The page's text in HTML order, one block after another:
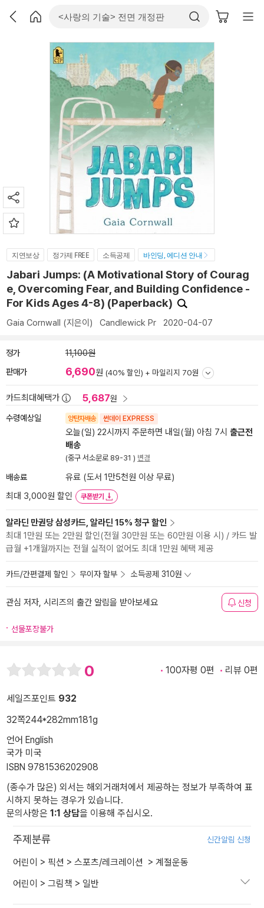
지연보상 정가제 FREE 소득공제 바인딩, 에디션 안내
Jabari Jumps: (A Motivational Story of Courag
e, Overcoming Fear, and Building Confidence -
For Kids Ages 4-8) (Paperback)
Gaia Cornwall (지은이) Candlewick Pr 2020-04-07
정가 11,100원
판매가 6,690원 (40% 할인) + 마일리지 70원
카드최대혜택가 5,687원
수령예상일 양탄자배송 썬데이 EXPRESS
오늘(일) 22시까지 주문하면 내일(월) 아침 7시 출근전
배송
(중구 서소문로 89-31 ) 변경
배송료
유료 (도서 1만5천원 이상 무료)
최대 3,000원 할인
쿠폰받기
알라딘 만권당 삼성카드, 알라딘 15% 청구 할인
최대 1만원 또는 2만원 할인(전월 30만원 또는 60만원 이용 시) / 카드 발
급월 +1개월까지는 전월 실적이 없어도 최대 1만원 혜택 제공
카드/간편결제 할인 무이자 할부 소득공제 310원
관심 저자, 시리즈의 출간 알림을 받아보세요 신청
선물포장불가
0 100자평 0편 리뷰 0편
세일즈포인트 932
32쪽244*282mm181g
언어 English
국가 미국
ISBN 9781536202908
(종수가 많은) 외서는 해외거래처에서 제공하는 정보가 부족하여 표
시하지 못하는 경우가 있습니다.
문의사항은 1:1 상담을 이용해 주십시오.
주제분류 신간알림 신청
어린이 > 픽션 > 스포츠/레크레이션 > 계절운동
어린이 > 그림책 > 일반